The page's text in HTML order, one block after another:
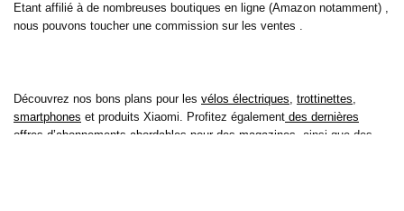
Etant affilié à de nombreuses boutiques en ligne (Amazon notamment) ,
nous pouvons toucher une commission sur les ventes .
Découvrez nos bons plans pour les vélos électriques, trottinettes,
smartphones et produits Xiaomi. Profitez également des dernières
offres d’abonnements abordables pour des magazines , ainsi que des